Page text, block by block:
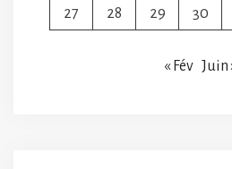
27
28 29 30
« Fév Juin